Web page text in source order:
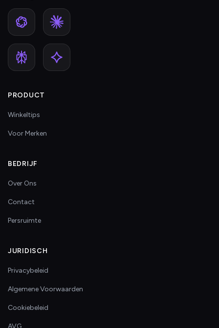
PRODUCT
Winkeltips
Voor Merken
BEDRIJF
Over Ons
Contact
Persruimte
JURIDISCH
Privacybeleid
Algemene Voorwaarden
Cookiebeleid
AVG